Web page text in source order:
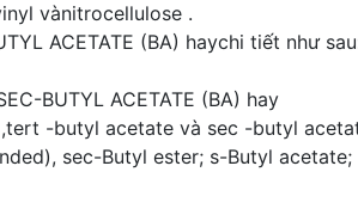
vànitrocellulose .
ACETATE (BA) haychi tiết như
BUTYL ACETATE (BA) hay
-butyl acetate và sec -butyl
sec-Butyl ester; s-Butyl